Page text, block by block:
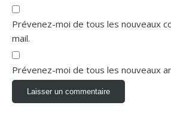
Prévenez-moi de tous les nouveaux
mail.
Prévenez-moi de tous les nouveaux